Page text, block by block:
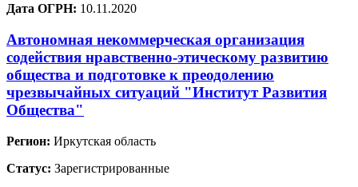
Дата ОГРН: 10.11.2020
Автономная некоммерческая организация
содействия нравственно-этическому развитию
общества и подготовке к преодолению
чрезвычайных ситуаций "Институт Развития
Общества"
Регион: Иркутская область
Статус: Зарегистрированные